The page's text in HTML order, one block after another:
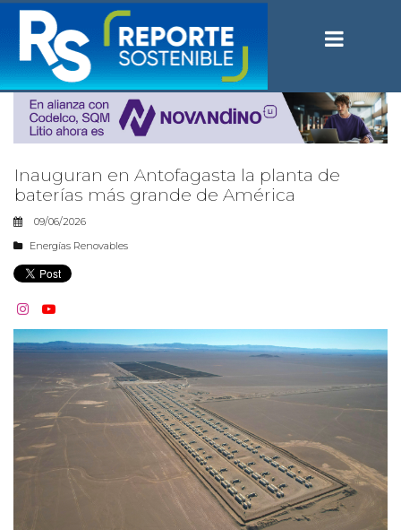
Inauguran en Antofagasta la planta de
baterías más grande de América
09/06/2026
Energías Renovables
 